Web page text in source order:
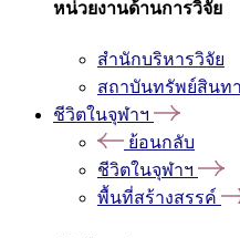
หน่วยงานด้านการวิจัย
สำนักบริหารวิจัย
สถาบันทรัพย์สินท
ชีวิตในจุฬาฯ
ย้อนกลับ
ชีวิตในจุฬาฯ
พื้นที่สร้างสรรค์